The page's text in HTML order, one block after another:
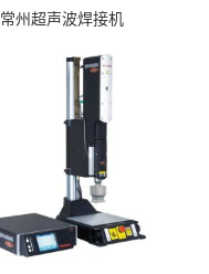
常州超声波焊接机